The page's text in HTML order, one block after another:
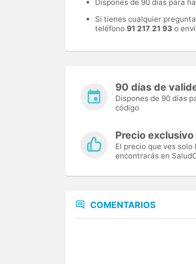
Dispones de 90 días para
Si tienes cualquier
teléfono 91 217 21 93 o
90 días de
Dispones de 90 días
código
Precio exclusivo
El precio que ves solo
encontrarás en
COMENTARIOS